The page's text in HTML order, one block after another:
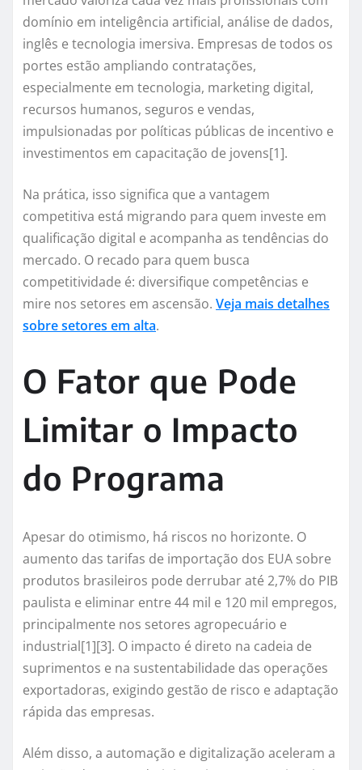
domínio em inteligência artificial, análise de dados,
inglês e tecnologia imersiva. Empresas de todos os
portes estão ampliando contratações,
especialmente em tecnologia, marketing digital,
recursos humanos, seguros e vendas,
impulsionadas por políticas públicas de incentivo e
investimentos em capacitação de jovens[1].
Na prática, isso significa que a vantagem
competitiva está migrando para quem investe em
qualificação digital e acompanha as tendências do
mercado. O recado para quem busca
competitividade é: diversifique competências e
mire nos setores em ascensão. Veja mais detalhes
sobre setores em alta.
O Fator que Pode
Limitar o Impacto
do Programa
Apesar do otimismo, há riscos no horizonte. O
aumento das tarifas de importação dos EUA sobre
produtos brasileiros pode derrubar até 2,7% do PIB
paulista e eliminar entre 44 mil e 120 mil empregos,
principalmente nos setores agropecuário e
industrial[1][3]. O impacto é direto na cadeia de
suprimentos e na sustentabilidade das operações
exportadoras, exigindo gestão de risco e adaptação
rápida das empresas.
Além disso, a automação e digitalização aceleram a